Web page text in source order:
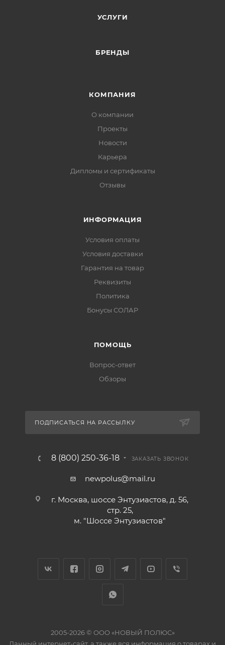
УСЛУГИ
БРЕНДЫ
КОМПАНИЯ
О компании
Проекты
Новости
Карьера
Дипломы и сертификаты
Отзывы
ИНФОРМАЦИЯ
Условия оплаты
Условия доставки
Гарантия на товар
Реквизиты
Политика
Бонусы СОЛАР
ПОМОЩЬ
Вопрос-ответ
Обзоры
ПОДПИСАТЬСЯ НА РАССЫЛКУ
8 (800) 250-36-18 ЗАКАЗАТЬ ЗВОНОК
newpolus@mail.ru
г. Москва, шоссе Энтузиастов, д. 56,
стр. 25,
м. "Шоссе Энтузиастов"
2005-2026 © ООО «НОВЫЙ ПОЛЮС»